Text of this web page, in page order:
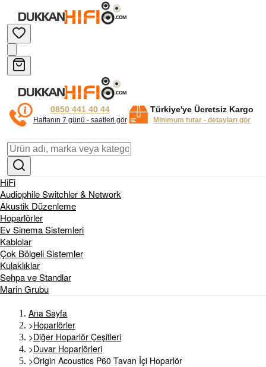
0850 441 40 44
Haftanın 7 günü - saatleri gör
Türkiye'ye Ücretsiz Kargo
Minimum tutar - detayları gör
HiFi
Audiophile Switchler & Network
Akustik Düzenleme
Hoparlörler
Ev Sinema Sistemleri
Kablolar
Çok Bölgeli Sistemler
Kulaklıklar
Sehpa ve Standlar
Marin Grubu
Ana Sayfa
>Hoparlörler
>Diğer Hoparlör Çeşitleri
>Duvar Hoparlörleri
>Origin Acoustics P60 Tavan İçi Hoparlör